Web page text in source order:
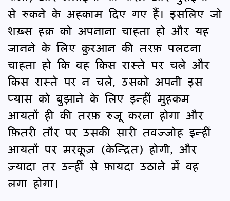
से रुकने के अहकाम दिए गए हैं। इसलिए जो
शख़्स हक़ को अपनाना चाहता हो और यह
जानने के लिए क़ुरआन की तरफ़ पलटना
चाहता हो कि वह किस रास्ते पर चले और
किस रास्ते पर न चले, उसको अपनी इस
प्यास को बुझाने के लिए इन्हीं मुहकम
आयतों ही की तरफ़ रुजू करना होगा और
फ़ितरी तौर पर उसकी सारी तवज्जोह इन्हीं
आयतों पर मरकूज़ (केन्द्रित) होगी, और
ज़्यादा तर उन्हीं से फ़ायदा उठाने में वह
लगा होगा।